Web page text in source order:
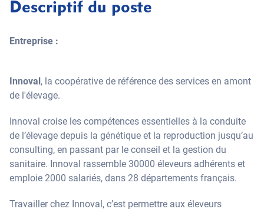
Descriptif du poste
Entreprise :
Innoval, la coopérative de référence des services en amont
de l'élevage.
Innoval croise les compétences essentielles à la conduite
de l’élevage depuis la génétique et la reproduction jusqu’au
consulting, en passant par le conseil et la gestion du
sanitaire. Innoval rassemble 30000 éleveurs adhérents et
emploie 2000 salariés, dans 28 départements français.
Travailler chez Innoval, c’est permettre aux éleveurs